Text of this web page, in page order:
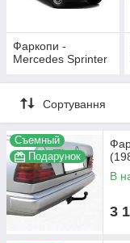
Фаркопи -
Mercedes Sprinter
Сортування
Съемный
Подарунок
В
3